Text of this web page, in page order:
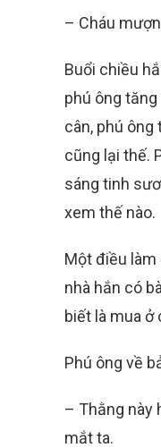
– Cháu
Buổi chiều
phú ông
cân, phú
cũng lại thế.
sáng tinh
xem thế nào.
Một điều làm
nhà hắn có
biết là mua ở
Phú ông về
– Thằng này
mắt ta.